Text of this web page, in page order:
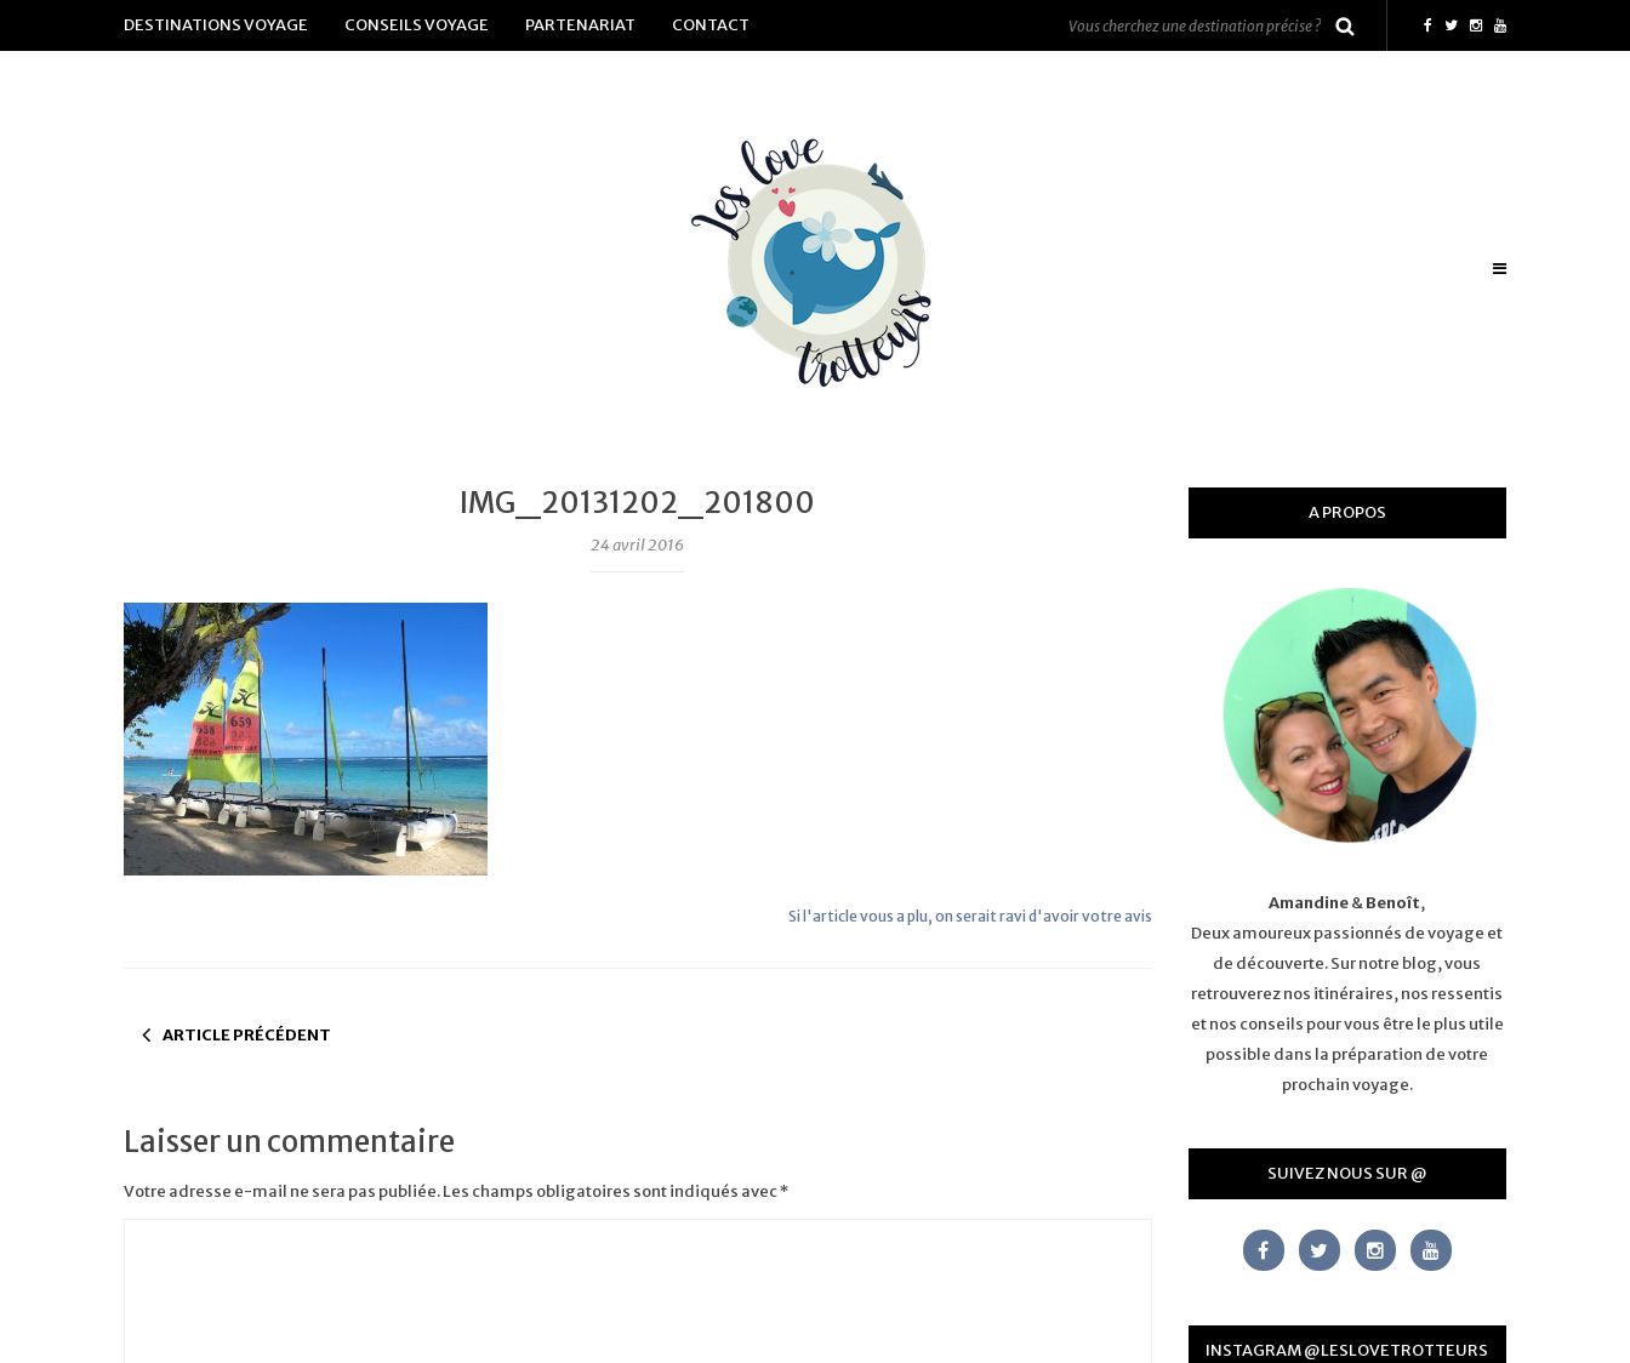
DESTINATIONS VOYAGE CONSEILS VOYAGE PARTENARIAT CONTACT
IMG_20131202_201800
24 avril 2016
Si l'article vous a plu, on serait ravi d'avoir votre avis
ARTICLE PRÉCÉDENT
Laisser un commentaire
Votre adresse e-mail ne sera pas publiée.Les champs obligatoires sont indiqués avec*
A PROPOS
Amandine&Benoît,
Deux amoureux passionnés de voyage et
de découverte. Sur notre blog, vous
retrouverez nos itinéraires, nos ressentis
et nos conseils pour vous être le plus utile
possible dans la préparation de votre
prochain voyage.
SUIVEZ NOUS SUR @
INSTAGRAM @LESLOVETROTTEURS